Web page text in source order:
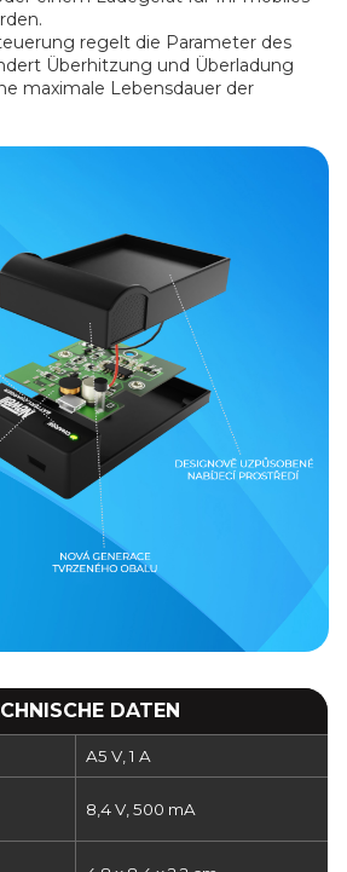
regelt die Parameter des
Überhitzung und Überladung
maximale Lebensdauer der
DATEN
A5 V, 1 A
8,4 V, 500 mA